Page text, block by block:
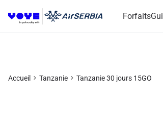
Forfaits
Accueil Tanzanie Tanzanie 30 jours 15GO